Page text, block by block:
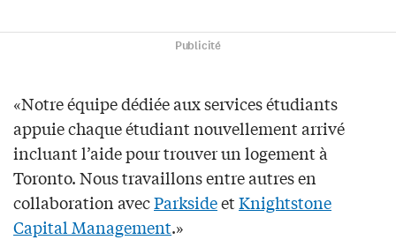
Publicité
«Notre équipe dédiée aux services étudiants
appuie chaque étudiant nouvellement arrivé
incluant l’aide pour trouver un logement à
Toronto. Nous travaillons entre autres en
collaboration avecParksideetKnightstone
Capital Management.»